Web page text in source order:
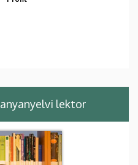
anyanyelvi lektor